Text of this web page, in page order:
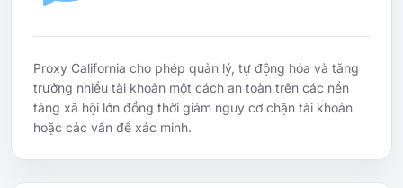
Proxy California cho phép quản lý, tự động hóa và tăng
trưởng nhiều tài khoản một cách an toàn trên các nền
tảng xã hội lớn đồng thời giảm nguy cơ chặn tài khoản
hoặc các vấn đề xác minh.